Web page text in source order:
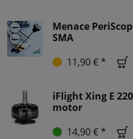
Menace
SMA
11,90 € *
iFlight Xing E
motor
14,90 € *